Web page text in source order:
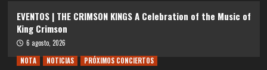
EVENTOS | THE CRIMSON KINGS A Celebration of the Music of
King Crimson
6 agosto, 2026
NOTA
NOTICIAS PRÓXIMOS CONCIERTOS